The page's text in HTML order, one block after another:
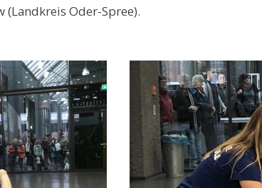
(Landkreis Oder-Spree).